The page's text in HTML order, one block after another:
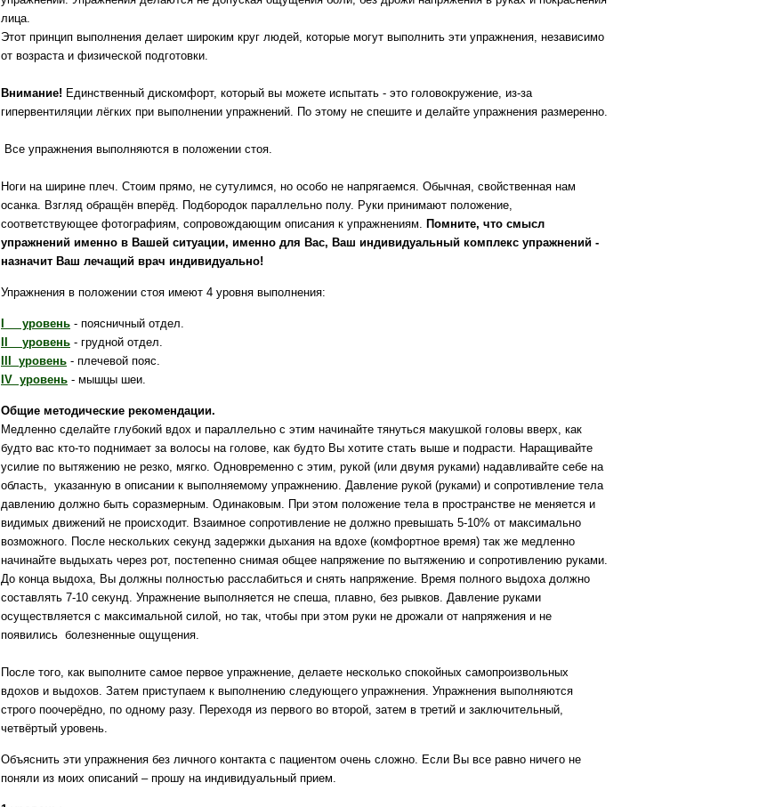
лица.
Этот принцип выполнения делает широким круг людей, которые могут выполнить эти упражнения, независимо
от возраста и физической подготовки.
Внимание! Единственный дискомфорт, который вы можете испытать - это головокружение, из-за
гипервентиляции лёгких при выполнении упражнений. По этому не спешите и делайте упражнения размеренно.
Все упражнения выполняются в положении стоя.
Ноги на ширине плеч. Стоим прямо, не сутулимся, но особо не напрягаемся. Обычная, свойственная нам
осанка. Взгляд обращён вперёд. Подбородок параллельно полу. Руки принимают положение,
соответствующее фотографиям, сопровождающим описания к упражнениям.
Помните, что смысл
упражнений именно в Вашей ситуации, именно для Вас, Ваш индивидуальный комплекс упражнений -
назначит Ваш лечащий врач индивидуально!
Упражнения в положении стоя имеют 4 уровня выполнения:
уровень - поясничный отдел.
уровень - грудной отдел.
уровень - плечевой пояс.
IV уровень - мышцы шеи.
Общие методические рекомендации.
Медленно сделайте глубокий вдох и параллельно с этим начинайте тянуться макушкой головы вверх, как
будто вас кто-то поднимает за волосы на голове, как будто Вы хотите стать выше и подрасти. Наращивайте
усилие по вытяжению не резко, мягко. Одновременно с этим, рукой (или двумя руками) надавливайте себе на
область, указанную в описании к выполняемому упражнению. Давление рукой (руками) и сопротивление тела
давлению должно быть соразмерным. Одинаковым. При этом положение тела в пространстве не меняется и
видимых движений не происходит. Взаимное сопротивление не должно превышать 5-10% от максимально
возможного. После нескольких секунд задержки дыхания на вдохе (комфортное время) так же медленно
начинайте выдыхать через рот, постепенно снимая общее напряжение по вытяжению и сопротивлению руками.
До конца выдоха, Вы должны полностью расслабиться и снять напряжение. Время полного выдоха должно
составлять 7-10 секунд. Упражнение выполняется не спеша, плавно, без рывков. Давление руками
осуществляется с максимальной силой, но так, чтобы при этом руки не дрожали от напряжения и не
появились болезненные ощущения.
После того, как выполните самое первое упражнение, делаете несколько спокойных самопроизвольных
вдохов и выдохов. Затем приступаем к выполнению следующего упражнения. Упражнения выполняются
строго поочерёдно, по одному разу. Переходя из первого во второй, затем в третий и заключительный,
четвёртый уровень.
Объяснить эти упражнения без личного контакта с пациентом очень сложно. Если Вы все равно ничего не
поняли из моих описаний – прошу на индивидуальный прием.